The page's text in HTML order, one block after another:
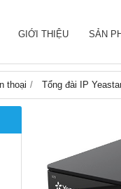
GIỚI THIỆU SẢN
thoại Tổng đài IP